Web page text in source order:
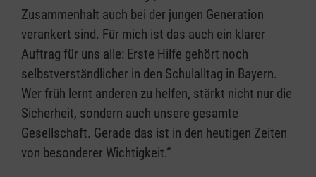
Zusammenhalt auch bei der jungen Generation
verankert sind. Für mich ist das auch ein klarer
Auftrag für uns alle: Erste Hilfe gehört noch
selbstverständlicher in den Schulalltag in Bayern.
Wer früh lernt anderen zu helfen, stärkt nicht nur die
Sicherheit, sondern auch unsere gesamte
Gesellschaft. Gerade das ist in den heutigen Zeiten
von besonderer Wichtigkeit.“